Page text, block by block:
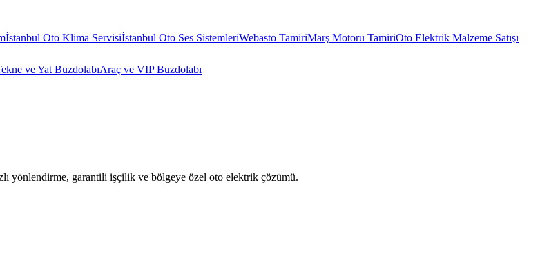
İstanbul Oto Klima Servisiİstanbul Oto Ses SistemleriWebasto TamiriMarş Motoru TamiriOto Elektrik Malzeme Satışı
ve Yat BuzdolabıAraç ve VIP Buzdolabı
yönlendirme, garantili işçilik ve bölgeye özel oto elektrik çözümü.